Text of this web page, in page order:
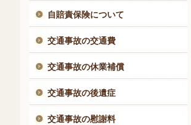
自賠責保険について
交通事故の交通費
交通事故の休業補償
交通事故の後遺症
交通事故の慰謝料